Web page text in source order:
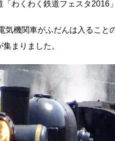
わくわく鉄道フェスタ2016
気機関車がふだんは入ること
まりました。